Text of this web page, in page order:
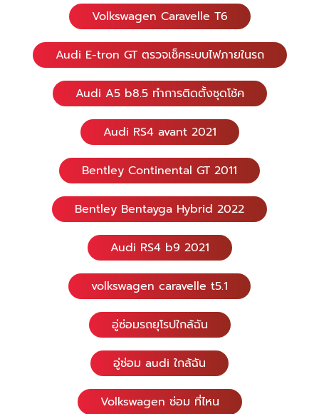
Volkswagen Caravelle T6
Audi E-tron GT ตรวจเช็คระบบไฟภายในรถ
Audi A5 b8.5 ทำการติดตั้งชุดโช้ค
Audi RS4 avant 2021
Bentley Continental GT 2011
Bentley Bentayga Hybrid 2022
Audi RS4 b9 2021
volkswagen caravelle t5.1
อู่ซ่อมรถยุโรปใกล้ฉัน
อู่ซ่อม audi ใกล้ฉัน
Volkswagen ซ่อม ที่ไหน